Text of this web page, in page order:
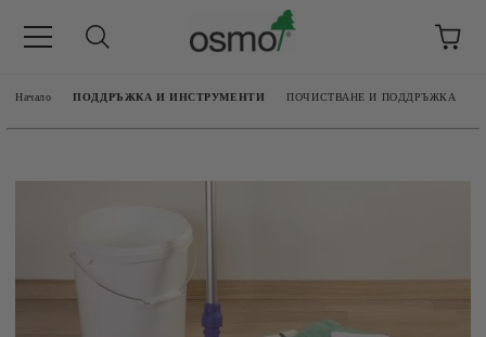
Начало ПОДДРЪЖКА И ИНСТРУМЕНТИ ПОЧИСТВАНЕ И ПОДДРЪЖКА